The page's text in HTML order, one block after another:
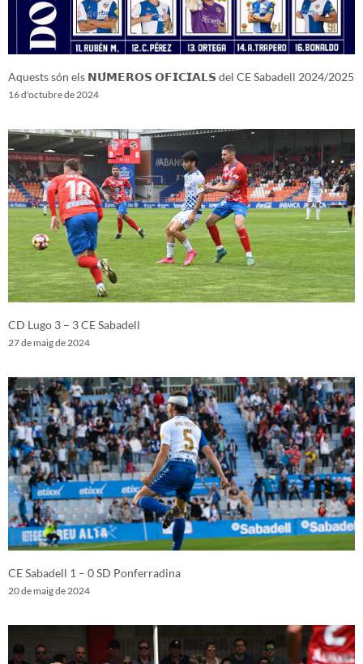
Aquests són els 𝗡𝗨́𝗠𝗘𝗥𝗢𝗦 𝗢𝗙𝗜𝗖𝗜𝗔𝗟𝗦 del CE Sabadell 2024/2025
16 d'octubre de 2024
CD Lugo 3 – 3 CE Sabadell
27 de maig de 2024
CE Sabadell 1 – 0 SD Ponferradina
20 de maig de 2024